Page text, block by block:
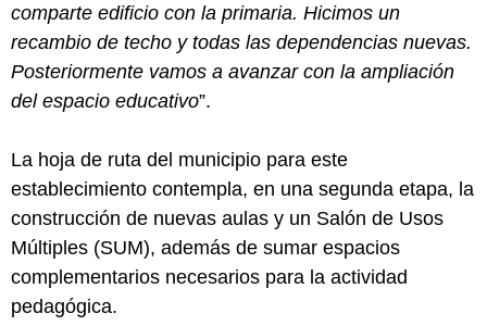
comparte edificio con la primaria. Hicimos un
recambio de techo y todas las dependencias nuevas.
Posteriormente vamos a avanzar con la ampliación
del espacio educativo”.
La hoja de ruta del municipio para este
establecimiento contempla, en una segunda etapa, la
construcción de nuevas aulas y un Salón de Usos
Múltiples (SUM), además de sumar espacios
complementarios necesarios para la actividad
pedagógica.